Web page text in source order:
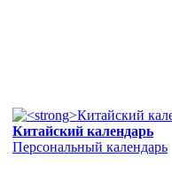
Китайский календарь
Персональный календарь